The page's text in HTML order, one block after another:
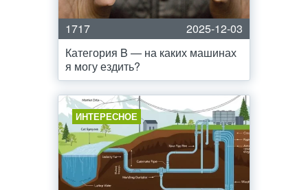
1717
2025-12-03
Категория B — на каких машинах
я могу ездить?
ИНТЕРЕСНОЕ